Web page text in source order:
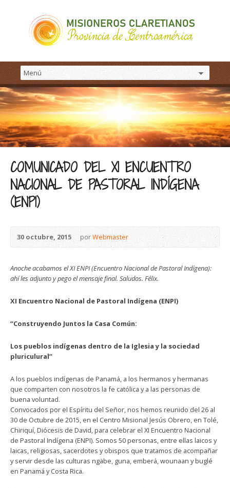
COMUNICADO DEL XI ENCUENTRO
NACIONAL DE PASTORAL INDÍGENA
(ENPI)
30 octubre, 2015 porWebmaster
Anoche acabamos el XI ENPI (Encuentro Nacional de Pastoral Indígena):
ahí les adjunto y pego el mensaje final. Saludos. Félix.
XI Encuentro Nacional de Pastoral Indígena (ENPI)
“Construyendo Juntos la Casa Común:
Los pueblos indígenas dentro de la Iglesia y la sociedad
pluriculural”
A los pueblos indígenas de Panamá, a los hermanos y hermanas
que comparten con nosotros la fe católica y a las personas de
buena voluntad.
Convocados por el Espíritu del Señor, nos hemos reunido del 26 al
30 de Octubre de 2015, en el Centro Misional Jesús Obrero, en Tolé,
Chiriquí, Diócesis de David, para celebrar el XI Encuentro Nacional
de Pastoral Indígena (ENPI). Somos 50 personas, entre ellas laicos y
laicas, religiosas, sacerdotes y obispos que tratamos de acompañar
y servir desde las culturas ngäbe, guna, emberá, wounaan y buglé
en Panamá y Costa Rica.